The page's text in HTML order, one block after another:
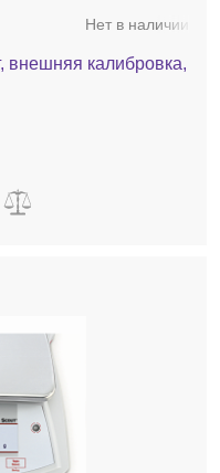
Нет в наличии
внешняя калибровка,